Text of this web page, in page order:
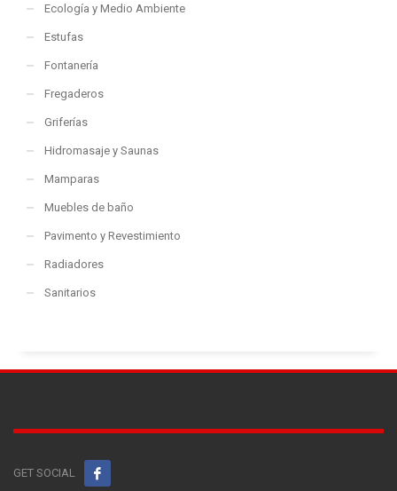
Ecología y Medio Ambiente
Estufas
Fontanería
Fregaderos
Griferías
Hidromasaje y Saunas
Mamparas
Muebles de baño
Pavimento y Revestimiento
Radiadores
Sanitarios
GET SOCIAL